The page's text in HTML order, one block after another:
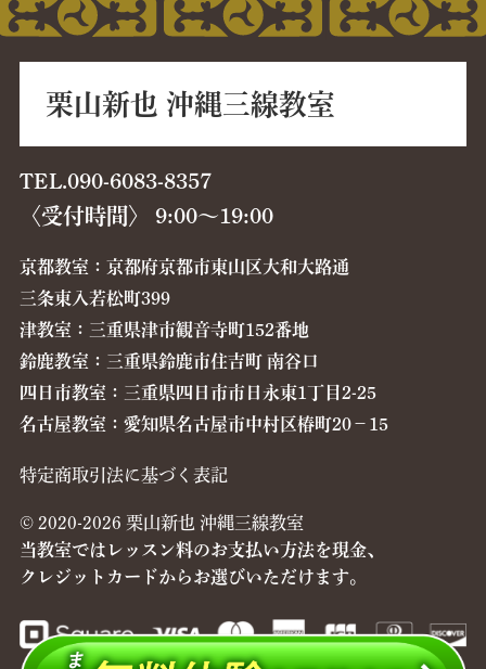
栗山新也 沖縄三線教室
TEL.090-6083-8357
〈受付時間〉 9:00〜19:00
京都教室：京都府京都市東山区大和大路通
三条東入若松町399
津教室：三重県津市観音寺町152番地
鈴鹿教室：三重県鈴鹿市住吉町 南谷口
四日市教室：三重県四日市市日永東1丁目2-25
名古屋教室：愛知県名古屋市中村区椿町20−15
特定商取引法に基づく表記
© 2020-2026 栗山新也 沖縄三線教室
当教室ではレッスン料のお支払い方法を現金、
クレジットカードからお選びいただけます。